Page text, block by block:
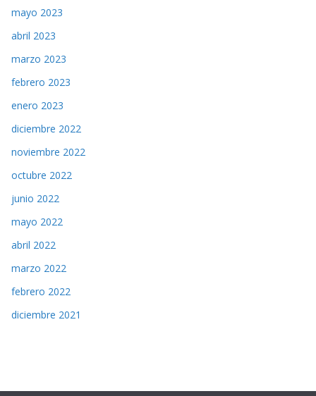
mayo 2023
abril 2023
marzo 2023
febrero 2023
enero 2023
diciembre 2022
noviembre 2022
octubre 2022
junio 2022
mayo 2022
abril 2022
marzo 2022
febrero 2022
diciembre 2021